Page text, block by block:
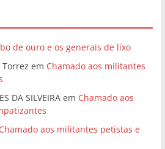
de ouro e os generais de lixo
em Chamado aos militantes
DA SILVEIRAem Chamado aos
Chamado aos militantes petistas e